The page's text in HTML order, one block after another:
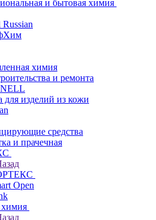
и бытовая химия
химия
и ремонта
для изделий из кожи
средства
и прачечная
Open